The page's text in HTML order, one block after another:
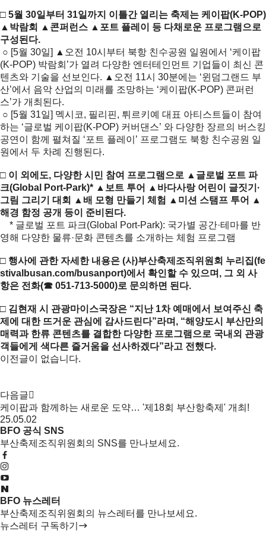
□ 5월 30일부터 31일까지 이틀간 열리는 축제는 케이팝(K-POP)
▲박람회 ▲콘퍼런스 ▲포트 플레이 등 다채로운 프로그램으로
구성된다.
○ [5월 30일] ▲오전 10시부터 북항 친수공원 일원에서 ‘케이팝
(K-POP) 박람회’가 열려 다양한 엔터테인먼트 기업들이 최신 콘
텐츠와 기술을 선보인다. ▲오전 11시 30분에는 ‘윈덤그랜드 부
산’에서 음악 산업의 미래를 조망하는 ‘케이팝(K-POP) 콘퍼런
스’가 개최된다.
○ [5월 31일] 멕시코, 필리핀, 튀르키예 대표 아티스트들이 참여
하는 ‘글로벌 케이팝(K-POP) 커버댄스’ 와 다양한 장르의 버스킹
공연이 함께 펼쳐질 ‘포트 플레이’ 프로그램도 북항 친수공원 일
원에서 두 차례 진행된다.
□ 이 외에도, 다양한 시민 참여 프로그램으로 ▲글로벌 포트 파
크(Global Port-Park)* ▲보트 투어 ▲바다사랑 어린이 글짓기·
그림 그리기 대회 ▲배 모형 만들기 체험 ▲미션 스탬프 투어 ▲
해경 함정 공개 등이 준비된다.
* 글로벌 포트 파크(Global Port-Park): 국가별 공간·테마를 반
영해 다양한 물류·문화 콘텐츠를 소개하는 체험 프로그램
□ 행사에 관한 자세한 내용은 (사)부산축제조직위원회 누리집(fe
stivalbusan.com/busanport)에서 확인할 수 있으며, 그 외 사
항은 전화(☎ 051-713-5000)로 문의하면 된다.
□ 김현재 시 관광마이스국장은 “지난 1차 예매에서 보여주신 축
제에 대한 뜨거운 관심에 감사드린다”라며, “해양도시 부산만의
매력과 한류 콘텐츠를 결합한 다양한 프로그램으로 국내외 관광
객들에게 색다른 즐거움을 선사하겠다”라고 전했다.
이전글이 없습니다.
다음글
케이팝과 함께하는 새로운 도약… '제18회 부산항축제' 개최!
25.05.02
BFO 공식 SNS
부산축제조직위원회의 SNS를 만나보세요.
BFO 뉴스레터
부산축제조직위원회의 뉴스레터를 만나보세요.
뉴스레터 구독하기